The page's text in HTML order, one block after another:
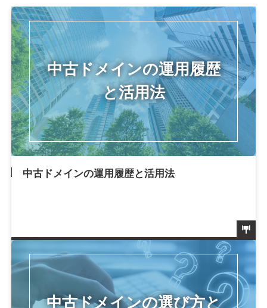
中古ドメインの運用履歴と活用法